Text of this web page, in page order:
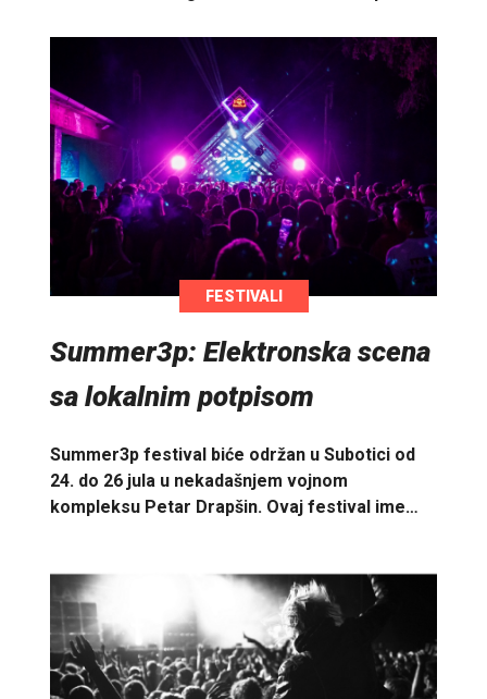
FESTIVALI
Summer3p: Elektronska scena
sa lokalnim potpisom
Summer3p festival biće održan u Subotici od
24. do 26 jula u nekadašnjem vojnom
kompleksu Petar Drapšin. Ovaj festival ime…